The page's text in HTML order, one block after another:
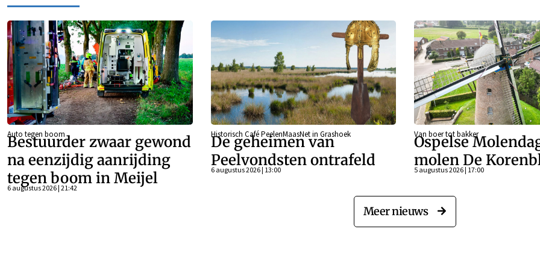
Auto tegen boom
Bestuurder zwaar gewond
na eenzijdig aanrijding
tegen boom in Meijel
6 augustus 2026 | 21:42
Historisch Café PeelenMaasNet in Grashoek
De geheimen van
Peelvondsten ontrafeld
6 augustus 2026 | 13:00
Van boer tot bakker
Ospelse
molen De
5 augustus 2026 | 17:00
Meer nieuws